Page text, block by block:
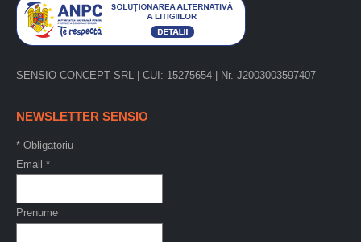
SENSIO CONCEPT SRL | CUI: 15275654 | Nr. J2003003597407
NEWSLETTER SENSIO
* Obligatoriu
Email *
Prenume